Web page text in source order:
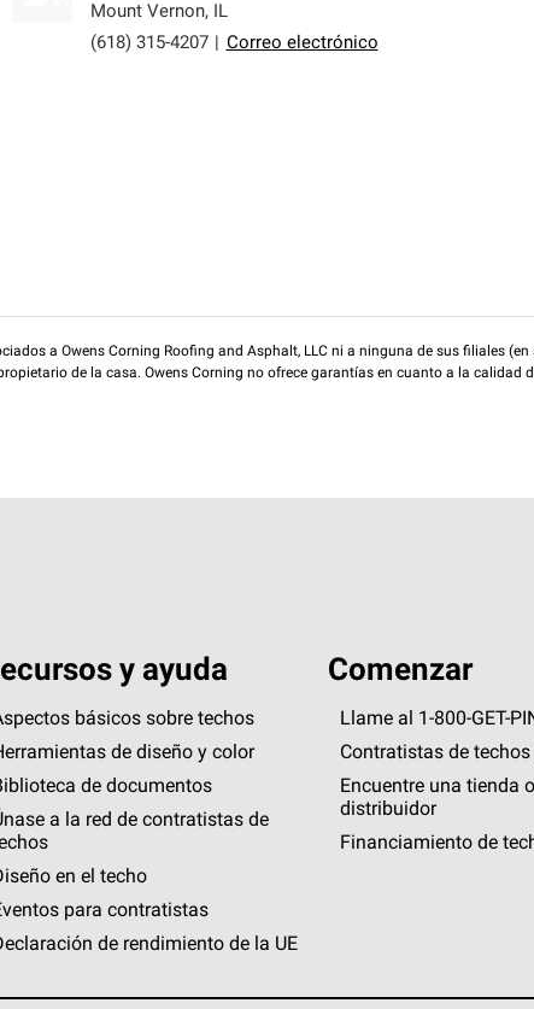
Mount Vernon,
IL
(618) 315-4207
Correo electrónico
a Owens Corning Roofing and Asphalt, LLC ni a ninguna de sus filiales
de la casa. Owens Corning no ofrece garantías en cuanto a la
y ayuda
básicos sobre techos
de diseño y color
de documentos
a la red de contratistas de
en el techo
para contratistas
de rendimiento de la UE
Comenzar
Llame al 1-800-GET -
Contratistas de
Encuentre una tienda
distribuidor
Financiamiento de